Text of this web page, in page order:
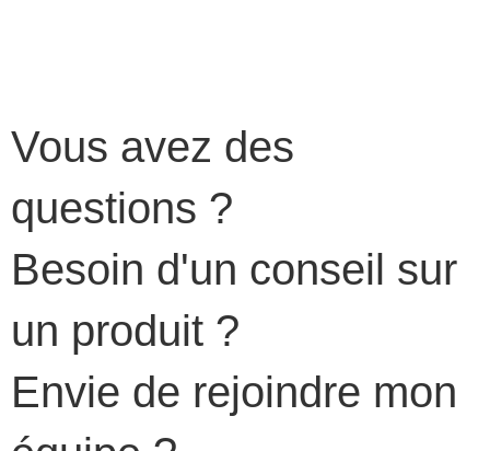
Vous avez des
questions ?
Besoin d'un conseil sur
un produit ?
Envie de rejoindre mon